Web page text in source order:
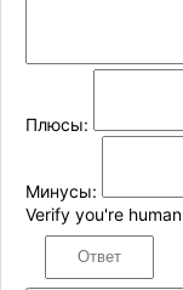
Плюсы:
Минусы:
Verify you're human